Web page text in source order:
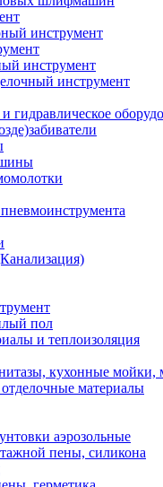
инструмент
инструмент
инструмент
гидравлическое
пол
и теплоизоляция
кухонные мойки,
материалы
аэрозольные
пены, силикона